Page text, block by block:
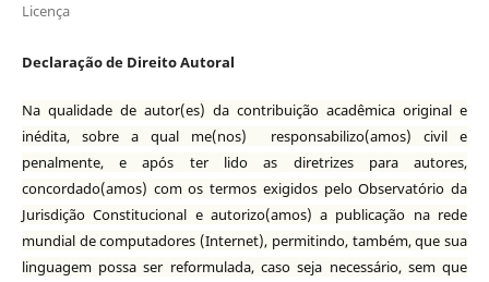
Licença
Declaração de Direito Autoral
Na qualidade de autor(es) da contribuição acadêmica original e
inédita, sobre a qual me(nos) responsabilizo(amos) civil e
penalmente, e após ter lido as diretrizes para autores,
concordado(amos) com os termos exigidos pelo Observatório da
Jurisdição Constitucional e autorizo(amos) a publicação na rede
mundial de computadores (Internet), permitindo, também, que sua
linguagem possa ser reformulada, caso seja necessário, sem que